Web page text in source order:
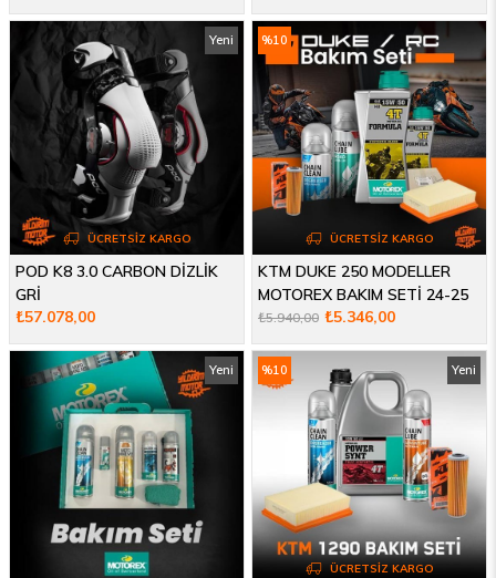
POD K8 3.0 CARBON DİZLİK
GRİ
₺57.078,00
ÜCRETSIZ KARGO
Yeni
KTM DUKE 250 MODELLER
MOTOREX BAKIM SETİ 24-25
₺5.346,00
₺5.940,00
%10
İndirim
ÜCRETSIZ KARGO
Yeni
%10
ÜCRETSIZ KARGO
Yeni